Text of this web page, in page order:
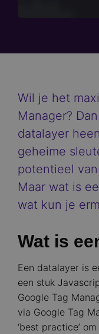
Wil je het
Manager?
datalayer
geheime
potentieel
Maar wat is
wat kun je
Wat is
Een datalayer is
een stuk
Google Tag
via Google Tag
‘best practice’